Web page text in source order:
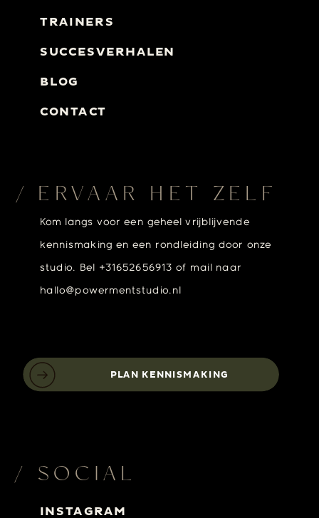
INSTAGRAM
/ SOCIAL
PLAN KENNISMAKING
Kom langs voor een geheel vrijblijvende
kennismaking en een rondleiding door onze
studio. Bel +31652656913 of mail naar
hallo@powermentstudio.nl
/ ERVAAR HET ZELF
CONTACT
BLOG
SUCCESVERHALEN
TRAINERS